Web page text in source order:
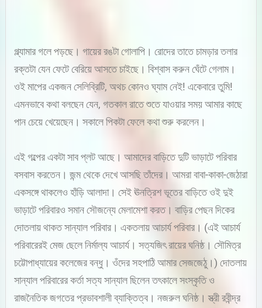
গ্ল্যামার গলে পড়ছে। গায়ের রঙটা গোলাপি। রোদের তাতে চামড়ার তলার
রক্তটা যেন ফেটে বেরিয়ে আসতে চাইছে। বিশ্বাস করুন ঘেঁটে গেলাম।
ওই মাপের একজন সেলিব্রিটি, অথচ কোনও ঘ্যাম নেই! একেবারে তুমি!
এমনভাবে কথা বলছেন যেন, গতকাল রাতে শুতে যাওয়ার সময় আমার কাছে
পান চেয়ে খেয়েছেন। সকালে পিকটা ফেলে কথা শুরু করলেন।
এই গল্পের একটা সাব প্লট আছে। আমাদের বাড়িতে দুটি ভাড়াটে পরিবার
বসবাস করতেন। জন্ম থেকে দেখে আসছি তাঁদের। আমরা বাবা-কাকা-জেঠারা
একসঙ্গে থাকলেও হাঁড়ি আলাদা। সেই ঊনত্রিশ ভূতের বাড়িতে ওই দুই
ভাড়াটে পরিবারও সমান সৌজন্যে মেলামেশা করত। বাড়ির পেছন দিকের
দোতলায় থাকত সান্যাল পরিবার। একতলায় আচার্য পরিবার। (এই আচার্য
পরিবারেরই মেজ ছেলে নির্মাল্য আচার্য। সত্যজিৎ রায়ের ঘনিষ্ঠ। সৌমিত্র
চট্টোপাধ্যায়ের কলেজের বন্ধু। ওঁদের সহপাঠি আমার সেজজেঠু।) দোতলায়
সান্যাল পরিবারের কর্তা সত্য সান্যাল ছিলেন তৎকালে সংস্কৃতি ও
রাজনৈতিক জগতের প্রভাবশালী ব্যাক্তিত্ব। নজরুল ঘনিষ্ঠ। স্ত্রী রবীন্দ্র